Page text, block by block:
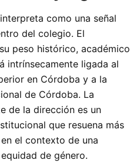
como una señal
del colegio. El
peso histórico, académico
intrínsecamente ligada al
en Córdoba y a la
de Córdoba. La
de la dirección es un
que resuena más
el contexto de una
de género.